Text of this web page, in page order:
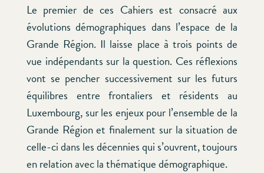
Le premier de ces Cahiers est consacré aux
évolutions démographiques dans l’espace de la
Grande Région. Il laisse place à trois points de
vue indépendants sur la question. Ces réflexions
vont se pencher successivement sur les futurs
équilibres entre frontaliers et résidents au
Luxembourg, sur les enjeux pour l’ensemble de la
Grande Région et finalement sur la situation de
celle-ci dans les décennies qui s’ouvrent, toujours
en relation avec la thématique démographique.